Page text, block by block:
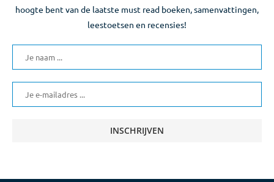
hoogte bent van de laatste must read boeken, samenvattingen,
leestoetsen en recensies!